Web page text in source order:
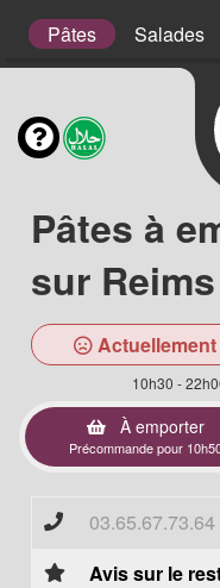
Pâtes Salades
Pâtes à
sur
Actuellement
10h30 -
À emporter
Précommande pour
03.65.67.73.64
Avis sur le